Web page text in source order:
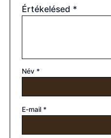
Értékelésed *
Név *
E-mail *